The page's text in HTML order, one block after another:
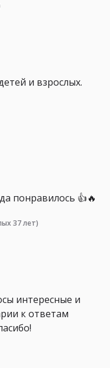
и взрослых.
понравилось 👍🔥
37 лет)
интересные и
к ответам